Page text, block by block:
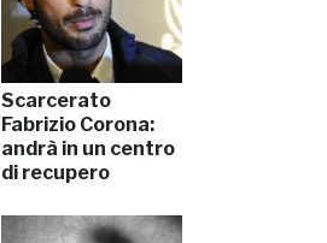
Scarcerato
Fabrizio Corona:
andrà in un centro
di recupero